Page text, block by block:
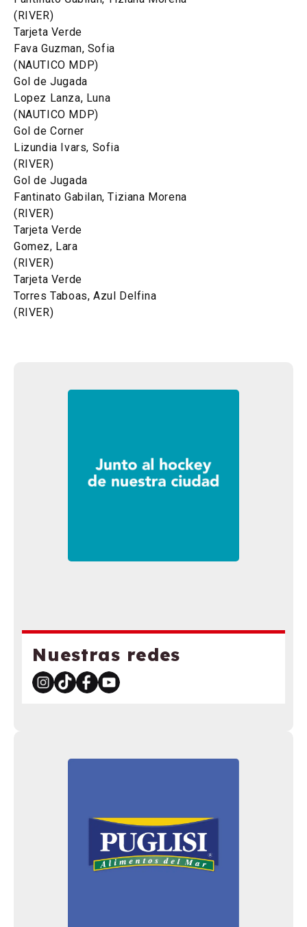
Nuestras redes
(RIVER)
Tarjeta Verde
Fava Guzman, Sofia
(NAUTICO MDP)
Gol de Jugada
Lopez Lanza, Luna
(NAUTICO MDP)
Gol de Corner
Lizundia Ivars, Sofia
(RIVER)
Gol de Jugada
Fantinato Gabilan, Tiziana Morena
(RIVER)
Tarjeta Verde
Gomez, Lara
(RIVER)
Tarjeta Verde
Torres Taboas, Azul Delfina
(RIVER)